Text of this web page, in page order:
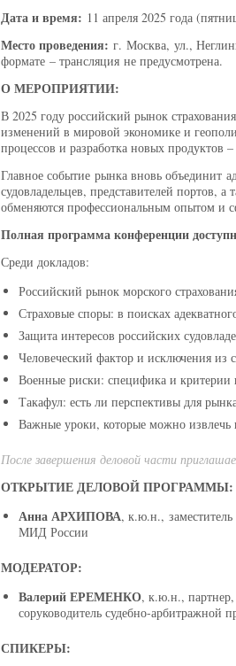
Дата и время: 11 апреля 2025 года
Место проведения: г. Москва, ул.,
формате – трансляция не предусмотрена.
О МЕРОПРИЯТИИ:
В 2025 году российский рынок
изменений в мировой экономике и
процессов и разработка новых продуктов
Главное событие рынка вновь объединит
судовладельцев, представителей портов,
обменяются профессиональным опытом и
Полная программа конференции
Среди докладов:
Российский рынок морского
Страховые споры: в поисках
Защита интересов российских
Человеческий фактор и исключения из
Военные риски: специфика и критерии
Такафул: есть ли перспективы для
Важные уроки, которые можно извлечь
После завершения деловой части
ОТКРЫТИЕ ДЕЛОВОЙ ПРОГРАММЫ:
Анна АРХИПОВА, к.ю.н.,
МИД России
МОДЕРАТОР:
Валерий ЕРЕМЕНКО, к.ю.н., партнер,
соруководитель судебно-
СПИКЕРЫ: